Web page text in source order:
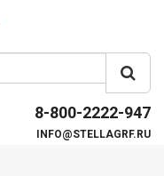
8-800-2222-947
INFO@STELLAGRF.RU